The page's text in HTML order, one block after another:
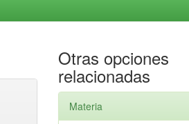
Otras opciones
relacionadas
Materia